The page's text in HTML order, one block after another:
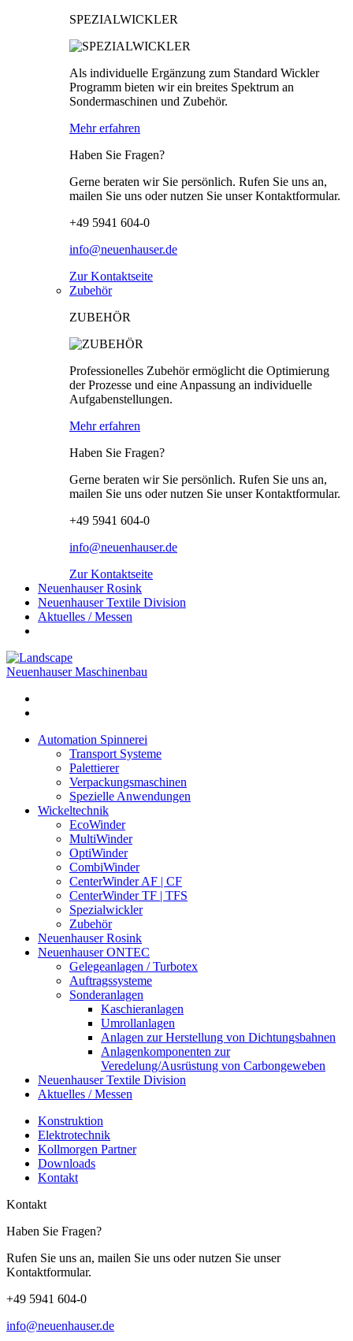
SPEZIALWICKLER
Als individuelle Ergänzung zum Standard Wickler
Programm bieten wir ein breites Spektrum an
Sondermaschinen und Zubehör.
Mehr erfahren
Haben Sie Fragen?
Gerne beraten wir Sie persönlich. Rufen Sie uns an,
mailen Sie uns oder nutzen Sie unser Kontaktformular.
+49 5941 604-0
info@neuenhauser.de
Zur Kontaktseite
Zubehör
ZUBEHÖR
Professionelles Zubehör ermöglicht die Optimierung
der Prozesse und eine Anpassung an individuelle
Aufgabenstellungen.
Mehr erfahren
Haben Sie Fragen?
Gerne beraten wir Sie persönlich. Rufen Sie uns an,
mailen Sie uns oder nutzen Sie unser Kontaktformular.
+49 5941 604-0
info@neuenhauser.de
Zur Kontaktseite
Neuenhauser Rosink
Neuenhauser Textile Division
Aktuelles / Messen
Neuenhauser Maschinenbau
Automation Spinnerei
Transport Systeme
Palettierer
Verpackungsmaschinen
Spezielle Anwendungen
Wickeltechnik
EcoWinder
MultiWinder
OptiWinder
CombiWinder
CenterWinder AF | CF
CenterWinder TF | TFS
Spezialwickler
Zubehör
Neuenhauser Rosink
Neuenhauser ONTEC
Gelegeanlagen / Turbotex
Auftragssysteme
Sonderanlagen
Kaschieranlagen
Umrollanlagen
Anlagen zur Herstellung von Dichtungsbahnen
Anlagenkomponenten zur
Veredelung/Ausrüstung von Carbongeweben
Neuenhauser Textile Division
Aktuelles / Messen
Konstruktion
Elektrotechnik
Kollmorgen Partner
Downloads
Kontakt
Kontakt
Haben Sie Fragen?
Rufen Sie uns an, mailen Sie uns oder nutzen Sie unser
Kontaktformular.
+49 5941 604-0
info@neuenhauser.de